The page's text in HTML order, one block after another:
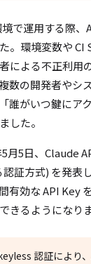
で運用する際、
。環境変数や
による不正利用
数の開発者やシ
誰がいつ鍵にア
した。
月5日、Claude
証方式) を発表
有効な API Key
きるようになりま
認証により